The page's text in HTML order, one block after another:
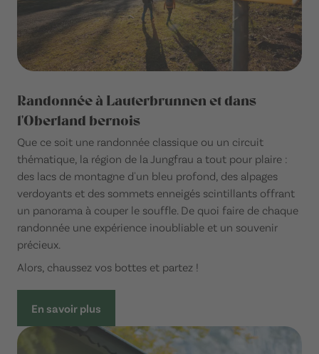
Randonnée à Lauterbrunnen et dans
l'Oberland bernois
Que ce soit une randonnée classique ou un circuit
thématique, la région de la Jungfrau a tout pour plaire :
des lacs de montagne d'un bleu profond, des alpages
verdoyants et des sommets enneigés scintillants offrant
un panorama à couper le souffle. De quoi faire de chaque
randonnée une expérience inoubliable et un souvenir
précieux.
Alors, chaussez vos bottes et partez !
En savoir plus